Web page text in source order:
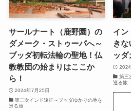
ニーチェとドストエフスキー
愛すべき遍歴の騎士ドン・キホ
フランス文学と歴史・文化
『レ・ミゼラブル』をもっと楽
サールナート（鹿野園）の
ダメーク・ストゥーパへ～
ブッダ初転法輪の聖地！仏
教教団の始まりはここか
ら！
2024年7月25日
第三次インド遠征～ブッダゆかりの地を
巡る旅
イン
き
ッダ
第三
巡る旅